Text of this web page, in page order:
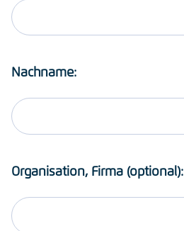
Nachname:
Organisation, Firma (optional):